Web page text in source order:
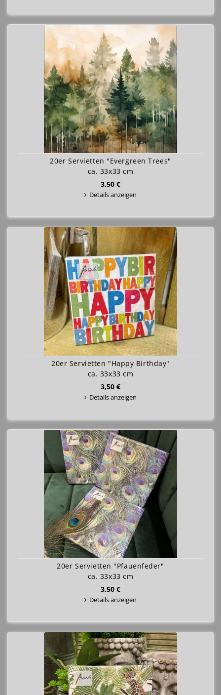
20er Servietten "Evergreen Trees"
ca. 33x33 cm
3,50 €
Details anzeigen
20er Servietten "Happy Birthday"
ca. 33x33 cm
3,50 €
Details anzeigen
20er Servietten "Pfauenfeder"
ca. 33x33 cm
3,50 €
Details anzeigen